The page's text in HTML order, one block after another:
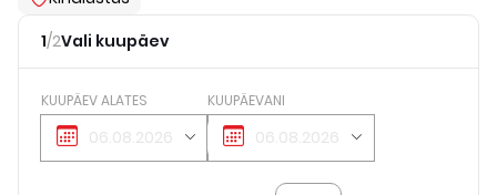
1/2Vali kuupäev
KUUPÄEV ALATES KUUPÄEVANI